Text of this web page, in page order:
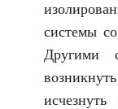
системы
Другими